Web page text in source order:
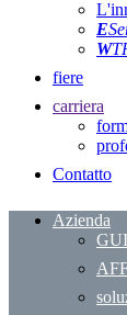
E
W
fiere
carriera
Contatto
Azienda